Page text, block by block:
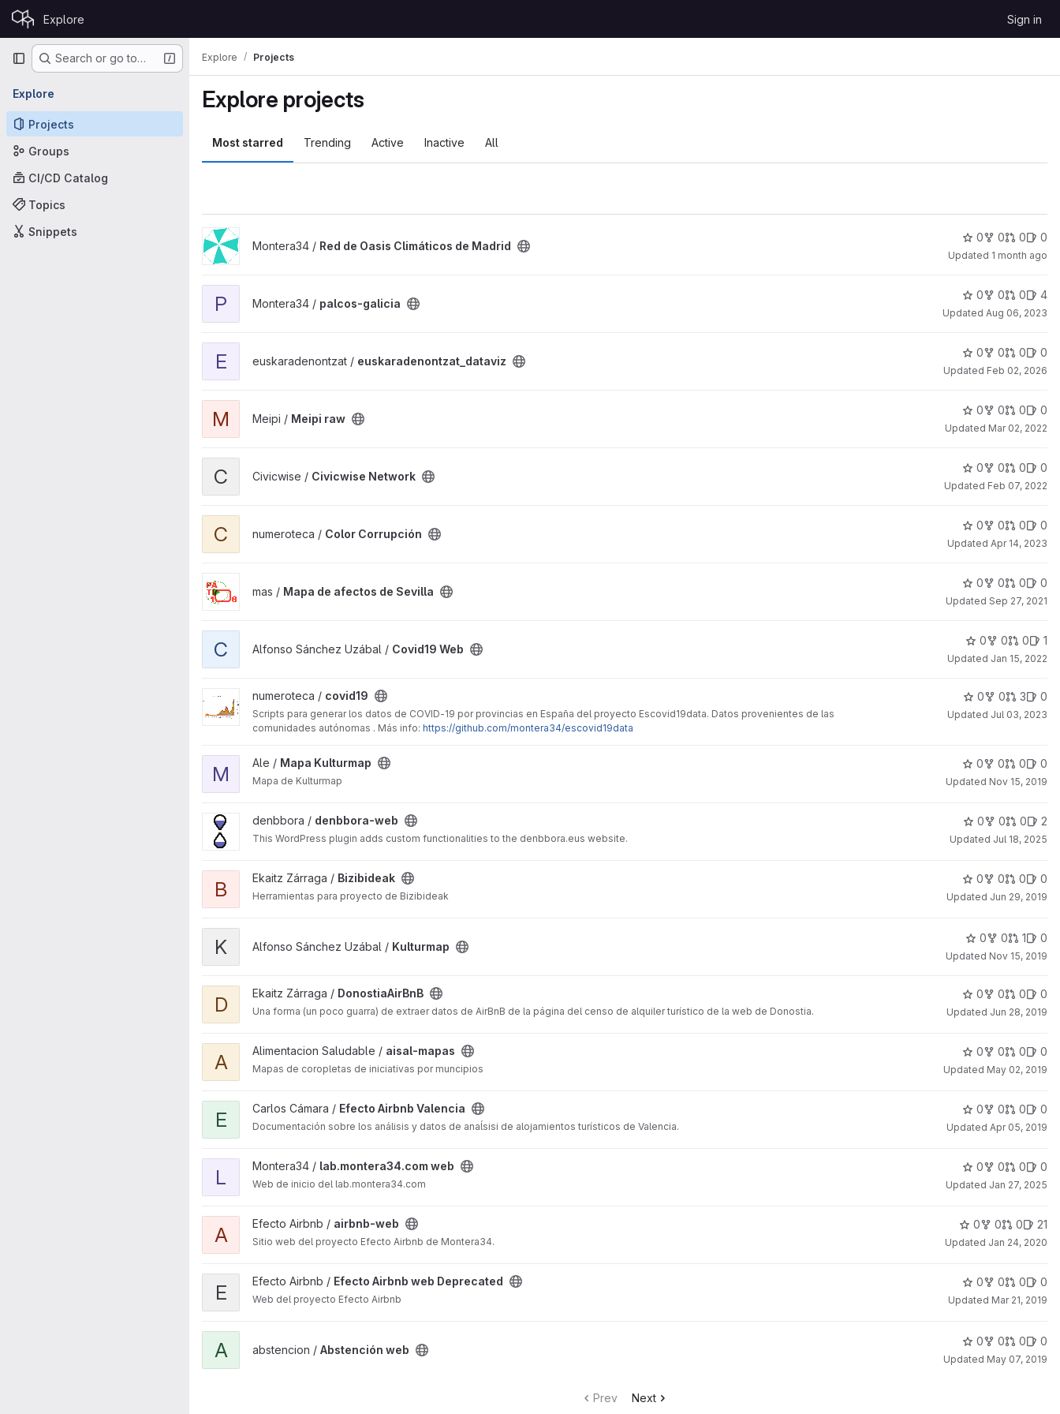
Skip to content
GitLab Explore Sign in
Primary navigation
Search or go to…
Explore
Projects
Groups
CI/CD Catalog
Topics
Snippets
Explore Projects
Explore projects
Most starred Trending Active Inactive All
View Red de Oasis Climáticos de Madrid project
Montera34 / Red de Oasis Climáticos de Madrid
0 0 0 0
Updated 1 month ago
P Montera34 / palcos-galicia
0 0 0 4
Updated Aug 06, 2023
E euskaradenontzat / euskaradenontzat_dataviz
0 0 0 0
Updated Feb 02, 2026
M Meipi / Meipi raw
0 0 0 0
Updated Mar 02, 2022
C Civicwise / Civicwise Network
0 0 0 0
Updated Feb 07, 2022
C numeroteca / Color Corrupción
0 0 0 0
Updated Apr 14, 2023
View Mapa de afectos de Sevilla project
mas / Mapa de afectos de Sevilla
0 0 0 0
Updated Sep 27, 2021
C Alfonso Sánchez Uzábal / Covid19 Web
0 0 0 1
Updated Jan 15, 2022
View covid19 project
numeroteca / covid19
Scripts para generar los datos de COVID-19 por provincias en España del proyecto Escovid19data. Datos provenientes de las
comunidades autónomas . Más info: https://github.com/montera34/escovid19data
0 0 3 0
Updated Jul 03, 2023
View Mapa Kulturmap project
M Ale / Mapa Kulturmap
Mapa de Kulturmap
0 0 0 0
Updated Nov 15, 2019
View denbbora-web project
denbbora / denbbora-web
This WordPress plugin adds custom functionalities to the denbbora.eus website.
0 0 0 2
Updated Jul 18, 2025
View Bizibideak project
B Ekaitz Zárraga / Bizibideak
Herramientas para proyecto de Bizibideak
0 0 0 0
Updated Jun 29, 2019
K Alfonso Sánchez Uzábal / Kulturmap
0 0 1 0
Updated Nov 15, 2019
View DonostiaAirBnB project
D Ekaitz Zárraga / DonostiaAirBnB
Una forma (un poco guarra) de extraer datos de AirBnB de la página del censo de alquiler turístico de la web de Donostia.
0 0 0 0
Updated Jun 28, 2019
View aisal-mapas project
A Alimentacion Saludable / aisal-mapas
Mapas de coropletas de iniciativas por muncipios
0 0 0 0
Updated May 02, 2019
View Efecto Airbnb Valencia project
E Carlos Cámara / Efecto Airbnb Valencia
Documentación sobre los análisis y datos de anaĺsisi de alojamientos turísticos de Valencia.
0 0 0 0
Updated Apr 05, 2019
View lab.montera34.com web project
L Montera34 / lab.montera34.com web
Web de inicio del lab.montera34.com
0 0 0 0
Updated Jan 27, 2025
View airbnb-web project
A Efecto Airbnb / airbnb-web
Sitio web del proyecto Efecto Airbnb de Montera34.
0 0 0 21
Updated Jan 24, 2020
View Efecto Airbnb web Deprecated project
E Efecto Airbnb / Efecto Airbnb web Deprecated
Web del proyecto Efecto Airbnb
0 0 0 0
Updated Mar 21, 2019
A abstencion / Abstención web
0 0 0 0
Updated May 07, 2019
Prev Next